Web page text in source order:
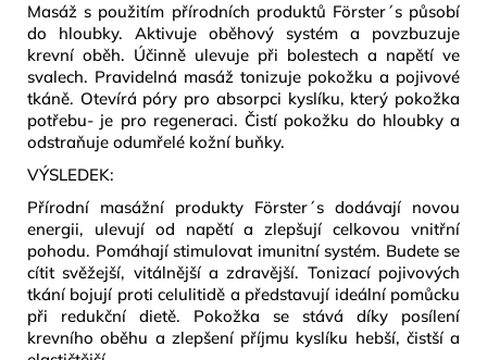
Masáž s použitím přírodních produktů Förster´s působí
do hloubky. Aktivuje oběhový systém a povzbuzuje
krevní oběh. Účinně ulevuje při bolestech a napětí ve
svalech. Pravidelná masáž tonizuje pokožku a pojivové
tkáně. Otevírá póry pro absorpci kyslíku, který pokožka
potřebu- je pro regeneraci. Čistí pokožku do hloubky a
odstraňuje odumřelé kožní buňky.
VÝSLEDEK:
Přírodní masážní produkty Förster´s dodávají novou
energii, ulevují od napětí a zlepšují celkovou vnitřní
pohodu. Pomáhají stimulovat imunitní systém. Budete se
cítit svěžejší, vitálnější a zdravější. Tonizací pojivových
tkání bojují proti celulitidě a představují ideální pomůcku
při redukční dietě. Pokožka se stává díky posílení
krevního oběhu a zlepšení příjmu kyslíku hebší, čistší a